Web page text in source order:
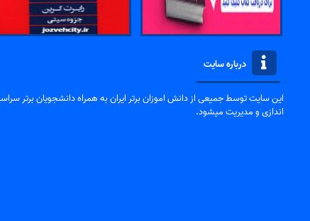
درباره سایت
این سایت توسط جمیعی از دانش اموزان برتر ایران به همراه دانشجویان برتر
اندازی و مدیریت میشود.